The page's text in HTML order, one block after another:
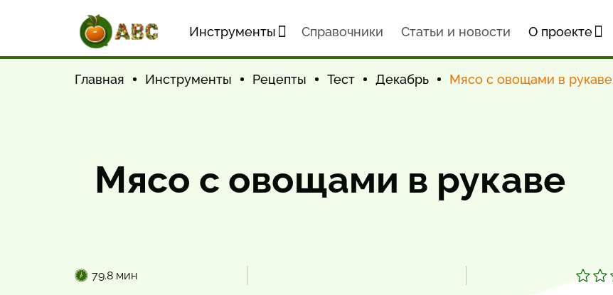
Инструменты Cправочники Статьи и новости О проекте
Главная Инструменты Рецепты Тест Декабрь Мясо с овощами в рукаве
Мясо с овощами в рукаве
79.8 мин